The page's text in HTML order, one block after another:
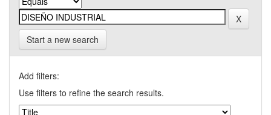
Start a new search
Add filters:
Use filters to refine the search results.